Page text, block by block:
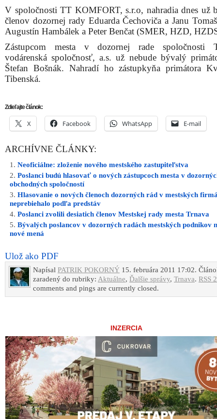
V spoločnosti TT KOMFORT, s.r.o, nahradia dnes už
členov dozornej rady Eduarda Čechoviča a Janu
Augustín Hambálek a Peter Benčat (SMER, HZD,
Zástupcom mesta v dozornej rade spoločnosti
vodárenská spoločnosť, a.s. už nebude bývalý
Štefan Bošnák. Nahradí ho zástupkyňa primátora
Tibenská.
Zdieľajte článok:
X Facebook WhatsApp E-mail
ARCHÍVNE ČLÁNKY:
Neoficiálne: zloženie nového mestského zastupiteľstva
Poslanci budú hlasovať o nových zástupcoch mesta v
obchodných spoločností
Hlasovanie o nových členoch dozorných rád v mestských
neprebiehalo podľa predstáv
Poslanci zvolili desiatich členov Mestskej rady mesta Trnava
Bývalých poslancov v dozorných radách mestských podnikov
nové mená
Ulož ako PDF
Napísal PATRIK POKORNÝ 15. februára 2011 17:02.
zaradený do rubriky: Aktuálne, Ďalšie správy, Trnava. RSS
comments and pings are currently closed.
INZERCIA